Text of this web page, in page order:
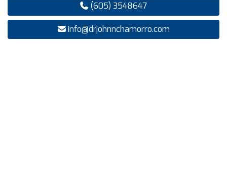
(605) 3548647
info@drjohnnchamorro.com